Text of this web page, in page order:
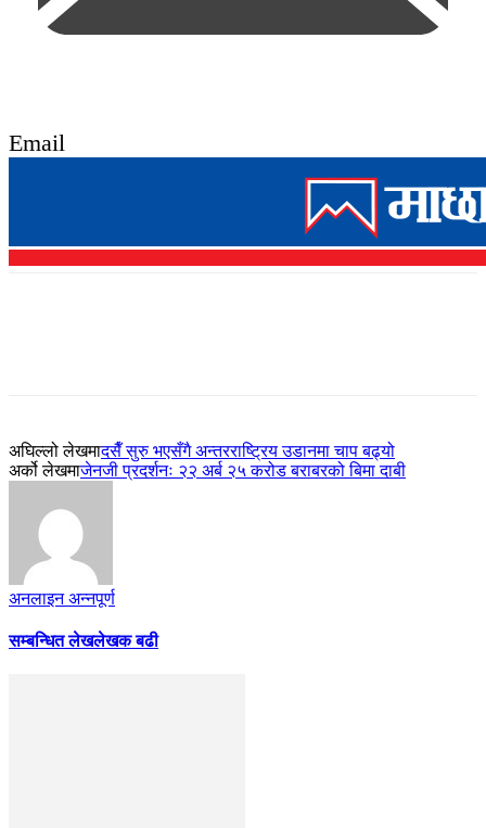
Email
अघिल्लो लेखमादसैँ सुरु भएसँगै अन्तरराष्ट्रिय उडानमा चाप बढ्यो
अर्को लेखमाजेनजी प्रदर्शनः २२ अर्ब २५ करोड बराबरको बिमा दाबी
अनलाइन अन्नपूर्ण
सम्बन्धित लेखलेखक बढी